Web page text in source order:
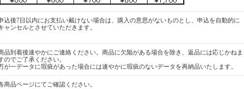
込後7日以内にお支払い戴けない場合は、購入の意思がないものとし、申込を自動的に
ャンセルとさせていただきます。
品到着後速やかにご連絡ください。商品に欠陥がある場合を除き、返品には応じかねま
のでご了承ください。
が一データに瑕疵があった場合には速やかに瑕疵のないデータを再納品いたします。
商品ページにてご確認ください。